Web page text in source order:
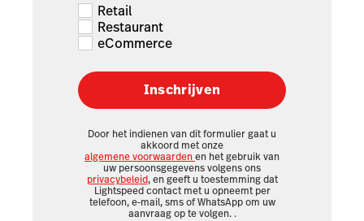
Retail
Restaurant
eCommerce
Inschrijven
Door het indienen van dit formulier gaat u
akkoord met onze
algemene voorwaardenen het gebruik van
uw persoonsgegevens volgens ons
privacybeleid, en geeft u toestemming dat
Lightspeed contact met u opneemt per
telefoon, e-mail, sms of WhatsApp om uw
aanvraag op te volgen. .